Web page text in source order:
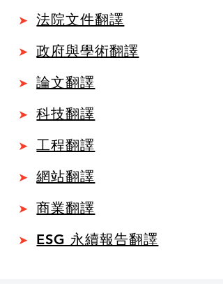
➤法院文件翻譯
➤ 政府與學術翻譯
➤論文翻譯
➤科技翻譯
➤工程翻譯
➤網站翻譯
➤ 商業翻譯
➤ ESG 永續報告翻譯